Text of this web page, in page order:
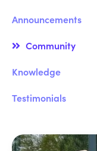
Announcements
Community
Knowledge
Testimonials